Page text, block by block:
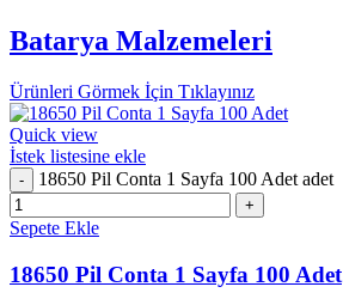
Batarya Malzemeleri
Ürünleri Görmek İçin Tıklayınız
Quick view
İstek listesine ekle
18650 Pil Conta 1 Sayfa 100 Adet adet
Sepete Ekle
18650 Pil Conta 1 Sayfa 100 Adet